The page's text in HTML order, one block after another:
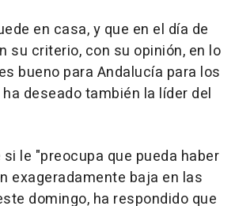
en casa, y que en el día de
su criterio, con su opinión, en lo
bueno para Andalucía para los
deseado también la líder del
le "preocupa que pueda haber
exageradamente baja en las
domingo, ha respondido que